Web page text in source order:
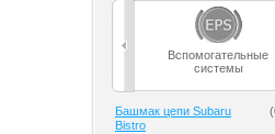
Вспомогательные
системы
Башмак цепи Subaru
Bistro
(